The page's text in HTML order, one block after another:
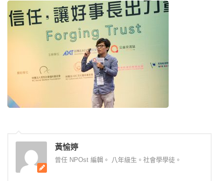
黃愉婷
曾任 NPOst 編輯。 八年級生。社會學學徒。